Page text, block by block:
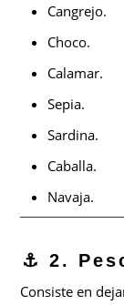
Cangrejo.
Choco.
Calamar.
Sepia.
Sardina.
Caballa.
Navaja.
⚓ 2.
Consiste en